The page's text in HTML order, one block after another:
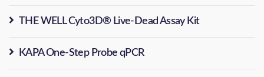
THE WELL Cyto3D® Live-Dead Assay Kit
KAPA One-Step Probe qPCR